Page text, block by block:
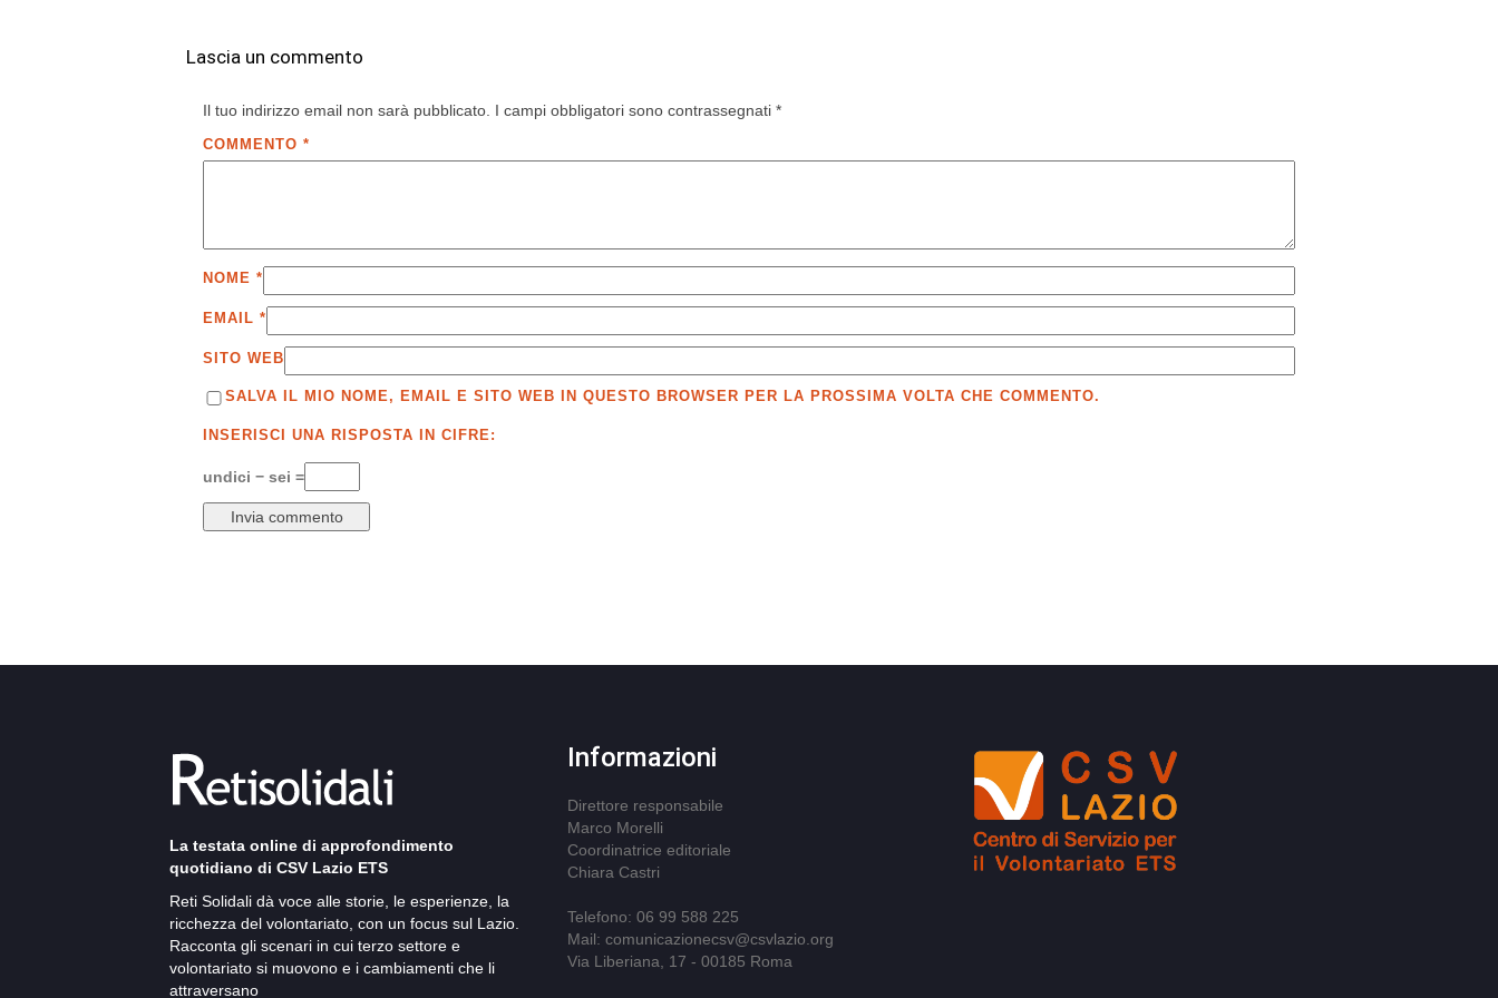
Lascia un commento
Il tuo indirizzo email non sarà pubblicato. I campi obbligatori sono contrassegnati *
COMMENTO *
NOME *
EMAIL *
SITO WEB
SALVA IL MIO NOME, EMAIL E SITO WEB IN QUESTO BROWSER PER LA PROSSIMA VOLTA CHE COMMENTO.
INSERISCI UNA RISPOSTA IN CIFRE:
undici − sei =
La testata online di approfondimento
quotidiano di CSV Lazio ETS
Reti Solidali dà voce alle storie, le esperienze, la
ricchezza del volontariato, con un focus sul Lazio.
Racconta gli scenari in cui terzo settore e
volontariato si muovono e i cambiamenti che li
attraversano
Informazioni
Direttore responsabile
Marco Morelli
Coordinatrice editoriale
Chiara Castri
Telefono: 06 99 588 225
Mail: comunicazionecsv@csvlazio.org
Via Liberiana, 17 - 00185 Roma